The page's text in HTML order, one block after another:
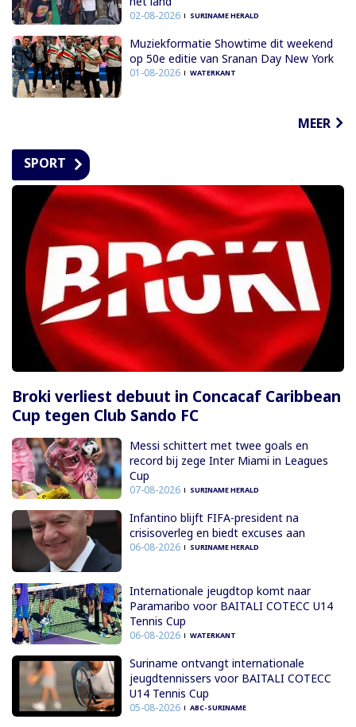
02-08-2026 SURINAME HERALD
Muziekformatie Showtime dit weekend
op 50e editie van Sranan Day New York
01-08-2026 WATERKANT
MEER
SPORT
Broki verliest debuut in Concacaf Caribbean
Cup tegen Club Sando FC
Messi schittert met twee goals en
record bij zege Inter Miami in Leagues
Cup
07-08-2026 SURINAME HERALD
Infantino blijft FIFA-president na
crisisoverleg en biedt excuses aan
06-08-2026 SURINAME HERALD
Internationale jeugdtop komt naar
Paramaribo voor BAITALI COTECC U14
Tennis Cup
06-08-2026 WATERKANT
Suriname ontvangt internationale
jeugdtennissers voor BAITALI COTECC
U14 Tennis Cup
05-08-2026 ABC-SURINAME